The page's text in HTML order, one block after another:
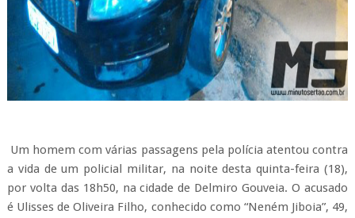
Um homem com várias passagens pela polícia atentou contra
a vida de um policial militar, na noite desta quinta-feira (18),
por volta das 18h50, na cidade de Delmiro Gouveia. O acusado
é Ulisses de Oliveira Filho, conhecido como “Neném Jiboia”, 49,